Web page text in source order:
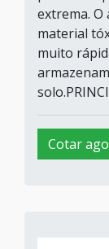
extrema. O
material
muito
Cotar